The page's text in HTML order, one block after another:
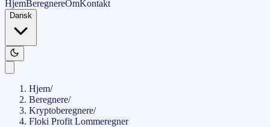
HjemBeregnereOmKontakt
Dansk
Hjem/
Beregnere/
Kryptoberegnere/
Floki Profit Lommeregner